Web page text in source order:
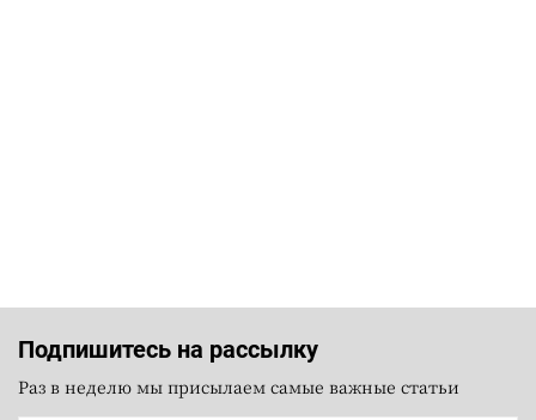
Подпишитесь на рассылку
Раз в неделю мы присылаем самые важные статьи